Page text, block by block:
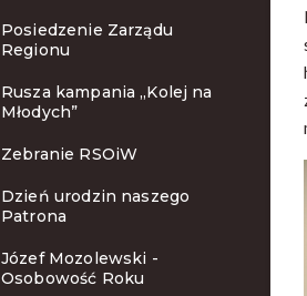
Posiedzenie Zarządu
Regionu
Rusza kampania „Kolej na
Młodych”
Zebranie RSOiW
Dzień urodzin naszego
Patrona
Józef Mozolewski -
Osobowość Roku